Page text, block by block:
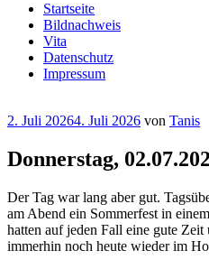
Startseite
Bildnachweis
Vita
Datenschutz
Impressum
Veröffentlicht
2. Juli 20264. Juli 2026 von Tanis
Donnerstag,
Der Tag war lang aber gut.
am Abend ein Sommerfest in
hatten auf jeden Fall eine gute
immerhin noch heute wieder im